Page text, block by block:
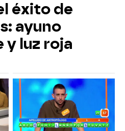
éxito de
ayuno
luz roja